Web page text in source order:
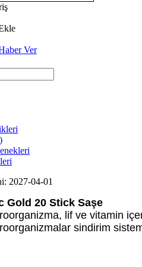
Ver
2027-04-01
Gold 20 Stick Saşe
lif ve vitamin
sindirim